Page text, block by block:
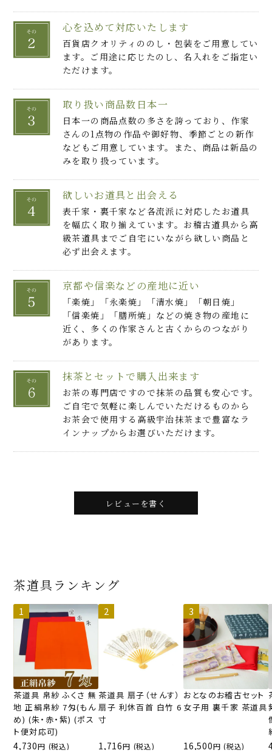
心を込めて対応いたします
百貨店クオリティののし・包装をご用意してい
ます。ご用途に応じたのし、名入れをご指定い
ただけます。
取り扱い商品数日本一
日本一の商品点数の多さを誇っており、作家
さんの1点物の作品や御好物、季節ごとの新作
などもご用意しています。また、商品は新品の
みを取り扱っています。
欲しいお道具と出会える
表千家・裏千家など各流派に対応したお道具
を幅広く取り揃えています。お稽古道具から高
級茶道具までご自宅にいながら欲しい商品と
必ず出会えます。
京都や信楽などの産地に近い
「楽焼」「永楽焼」「清水焼」「朝日焼」
「信楽焼」「膳所焼」などの焼き物の産地に
近く、多くの作家さんと古くからのつながり
があります。
抹茶とセットで購入出来ます
お茶の専門店ですので抹茶の品質も安心です。
ご自宅で気軽に楽しんでいただけるものから
お茶会で使用する高級宇治抹茶まで豊富なラ
インナップからお選びいただけます。
レビューを書く
茶道具ランキング
茶道具 帛紗 ふくさ 無
地 正絹帛紗 7匁(もん
め) (朱・赤・紫) (ポス
ト便対応可)
4,730 (税込)
茶道具 扇子（せんす）
扇子 利休百首 白竹 6
寸
1,716 (税込)
おとなのお稽古セット
女子用 裏千家 茶道具
16,500 (税込)